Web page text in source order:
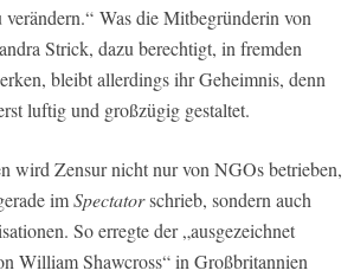
Was die Mitbegründerin von
Strick, dazu berechtigt, in fremden
bleibt allerdings ihr Geheimnis, denn
luftig und großzügig gestaltet.
wird Zensur nicht nur von NGOs betrieben,
imSpectatorschrieb, sondern auch
So erregte der „ausgezeichnet
William Shawcross“ in Großbritannien